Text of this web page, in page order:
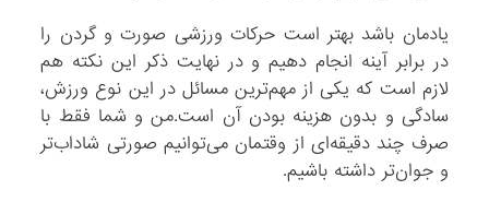
یادمان باشد بهتر است حرکات ورزشی صورت و گردن را
در برابر آینه انجام دهیم و در نهایت ذکر این نکته هم
لازم است که یکی از مهم‌ترین مسائل در این نوع ورزش،
سادگی و بدون هزینه بودن آن است.من و شما فقط با
صرف چند دقیقه‌ای از وقتمان می‌توانیم صورتی شاداب‌تر
و جوان‌تر داشته باشیم.